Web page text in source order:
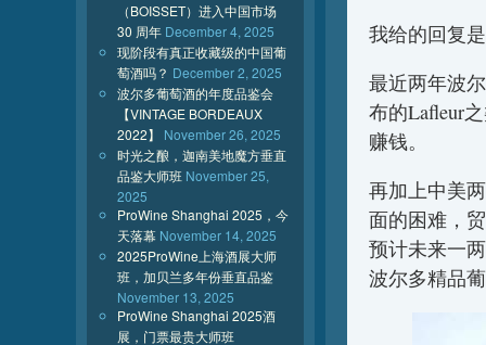
我给的回复
最近两年波
布的Lafleur
赚钱。
再加上中美
面的困难，
预计未来一
波尔多精品
（BOISSET）进入中国市场
30 周年 December 4, 2025
现阶段有真正收藏级的中国葡
萄酒吗？ December 2, 2025
波尔多葡萄酒的年度品鉴会
【VINTAGE BORDEAUX
2022】
November 26, 2025
时光之酿，迦南美地魔方垂直
品鉴大师班 November 25,
2025
ProWine Shanghai 2025，今
天落幕 November 14, 2025
2025ProWine上海酒展大师
班，加贝兰多年份垂直品鉴
November 13, 2025
ProWine Shanghai 2025酒
展，门票最贵大师班